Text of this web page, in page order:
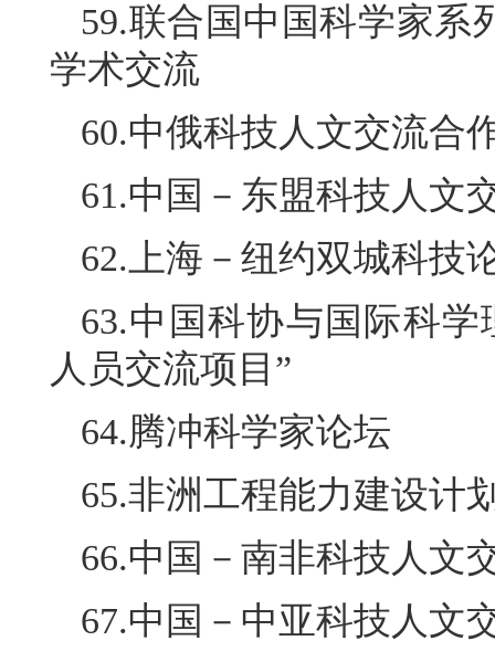
59.联合国中国科学家
学术交流
60.中俄科技人文交流合
61.中国－东盟科技人文
62.上海－纽约双城科技
63.中国科协与国际科
人员交流项目”
64.腾冲科学家论坛
65.非洲工程能力建设计
66.中国－南非科技人文
67.中国－中亚科技人文